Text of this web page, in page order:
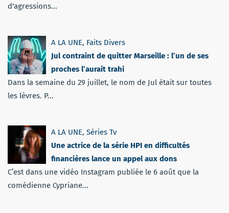
d'agressions...
A LA UNE, Faits Divers
Jul contraint de quitter Marseille : l’un de ses
proches l’aurait trahi
Dans la semaine du 29 juillet, le nom de Jul était sur toutes
les lèvres. P...
A LA UNE, Séries Tv
Une actrice de la série HPI en difficultés
financières lance un appel aux dons
C’est dans une vidéo Instagram publiée le 6 août que la
comédienne Cypriane...